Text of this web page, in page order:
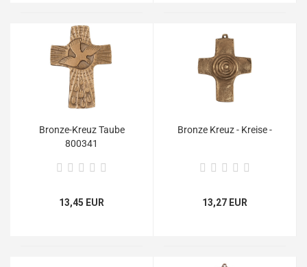
Bronze-Kreuz Taube
800341
13,45 EUR
Bronze Kreuz - Kreise -
13,27 EUR